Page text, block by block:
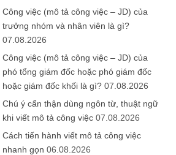
Công việc (mô tả công việc – JD) của
trưởng nhóm và nhân viên là gì?
07.08.2026
Công việc (mô tả công việc – JD) của
phó tổng giám đốc hoặc phó giám đốc
hoặc giám đốc khối là gì? 07.08.2026
Chú ý cẩn thận dùng ngôn từ, thuật ngữ
khi viết mô tả công việc 07.08.2026
Cách tiến hành viết mô tả công việc
nhanh gọn 06.08.2026